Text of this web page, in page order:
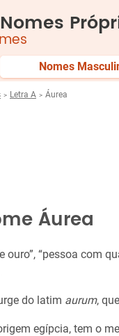
Nomes
Letra A Áurea
Áurea
ouro”, “pessoa com
do latim aurum,
egípcia, tem o